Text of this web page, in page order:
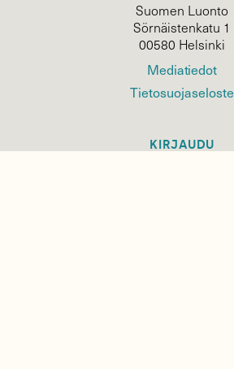
Suomen Luonto
Sörnäistenkatu 1
00580 Helsinki
Mediatiedot
Tietosuojaseloste
KIRJAUDU